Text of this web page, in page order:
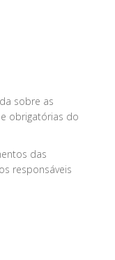
sobre as
obrigatórias do
das
responsáveis